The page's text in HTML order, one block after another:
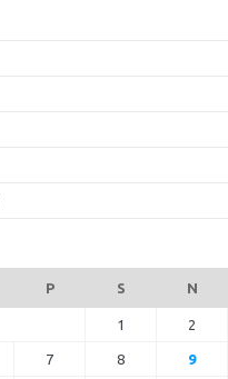
P S N
1 2
7 8 9